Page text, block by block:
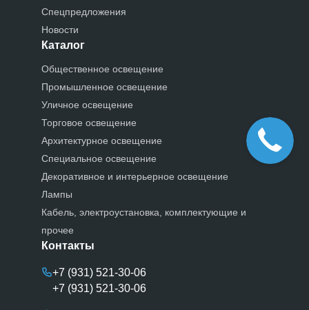
Спецпредложения
Новости
Каталог
Общественное освещение
Промышленное освещение
Уличное освещение
Торговое освещение
Архитектурное освещение
Специальное освещение
Декоративное и интерьерное освещение
Лампы
Кабель, электроустановка, комплектующие и
прочее
Контакты
+7 (931) 521-30-06
+7 (931) 521-30-06